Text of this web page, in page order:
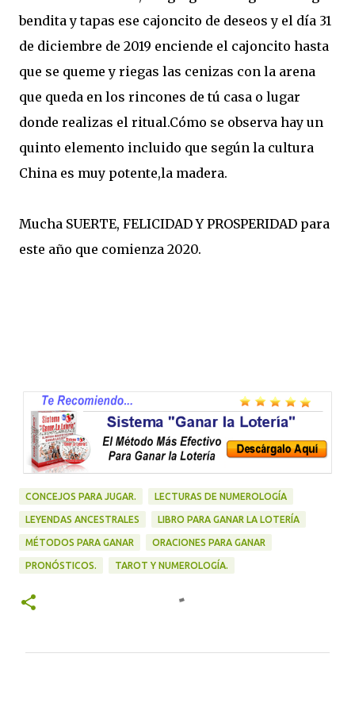
bendita y tapas ese cajoncito de deseos y el día 31
de diciembre de 2019 enciende el cajoncito hasta
que se queme y riegas las cenizas con la arena
que queda en los rincones de tú casa o lugar
donde realizas el ritual.Cómo se observa hay un
quinto elemento incluido que según la cultura
China es muy potente,la madera.
Mucha SUERTE, FELICIDAD Y PROSPERIDAD para
este año que comienza 2020.
CONCEJOS PARA JUGAR. LECTURAS DE NUMEROLOGÍA
LEYENDAS ANCESTRALES LIBRO PARA GANAR LA LOTERÍA
MÉTODOS PARA GANAR ORACIONES PARA GANAR
PRONÓSTICOS. TAROT Y NUMEROLOGÍA.